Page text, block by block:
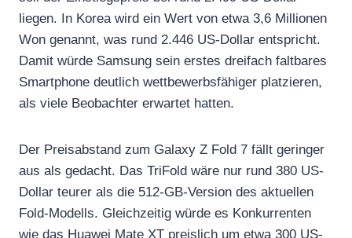
liegen. In Korea wird ein Wert von etwa 3,6 Millionen
Won genannt, was rund 2.446 US-Dollar entspricht.
Damit würde Samsung sein erstes dreifach faltbares
Smartphone deutlich wettbewerbsfähiger platzieren,
als viele Beobachter erwartet hatten.
Der Preisabstand zum Galaxy Z Fold 7 fällt geringer
aus als gedacht. Das TriFold wäre nur rund 380 US-
Dollar teurer als die 512-GB-Version des aktuellen
Fold-Modells. Gleichzeitig würde es Konkurrenten
wie das Huawei Mate XT preislich um etwa 300 US-